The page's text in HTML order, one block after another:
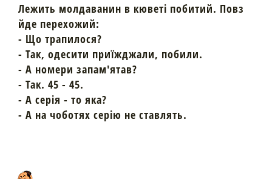
Лежить молдаванин в кюветі побитий. Повз
йде перехожий:
- Що трапилося?
- Так, одесити приїжджали, побили.
- А номери запам'ятав?
- Так. 45 - 45.
- А серія - то яка?
- А на чоботях серію не ставлять.